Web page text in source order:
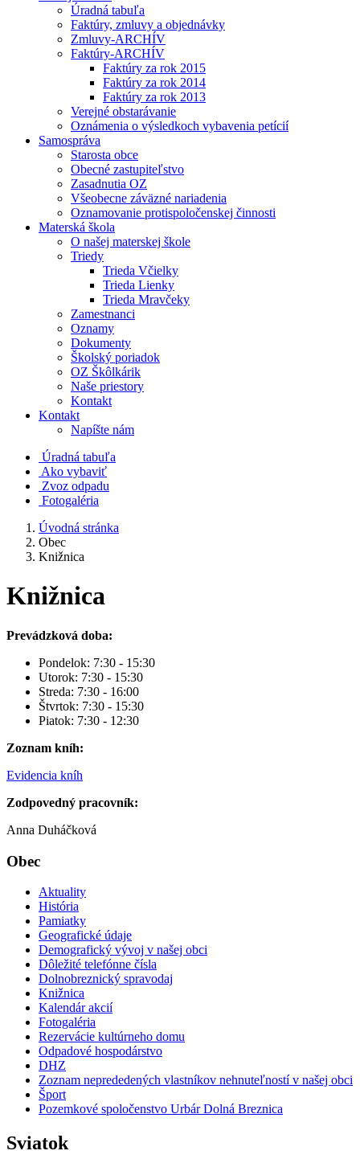
Úradná tabuľa
Faktúry, zmluvy a objednávky
Zmluvy-ARCHÍV
Faktúry-ARCHÍV
Faktúry za rok 2015
Faktúry za rok 2014
Faktúry za rok 2013
Verejné obstarávanie
Oznámenia o výsledkoch vybavenia petícií
Samospráva
Starosta obce
Obecné zastupiteľstvo
Zasadnutia OZ
Všeobecne záväzné nariadenia
Oznamovanie protispoločenskej činnosti
Materská škola
O našej materskej škole
Triedy
Trieda Včielky
Trieda Lienky
Trieda Mravčeky
Zamestnanci
Oznamy
Dokumenty
Školský poriadok
OZ Škôlkárik
Naše priestory
Kontakt
Kontakt
Napíšte nám
Úradná tabuľa
Ako vybaviť
Zvoz odpadu
Fotogaléria
Úvodná stránka
Obec
Knižnica
Knižnica
Prevádzková doba:
Pondelok: 7:30 - 15:30
Utorok: 7:30 - 15:30
Streda: 7:30 - 16:00
Štvrtok: 7:30 - 15:30
Piatok: 7:30 - 12:30
Zoznam kníh:
Evidencia kníh
Zodpovedný pracovník:
Anna Duháčková
Obec
Aktuality
História
Pamiatky
Geografické údaje
Demografický vývoj v našej obci
Dôležité telefónne čísla
Dolnobreznický spravodaj
Knižnica
Kalendár akcií
Fotogaléria
Rezervácie kultúrneho domu
Odpadové hospodárstvo
DHZ
Zoznam neprededených vlastníkov nehnuteľností v našej obci
Šport
Pozemkové spoločenstvo Urbár Dolná Breznica
Sviatok